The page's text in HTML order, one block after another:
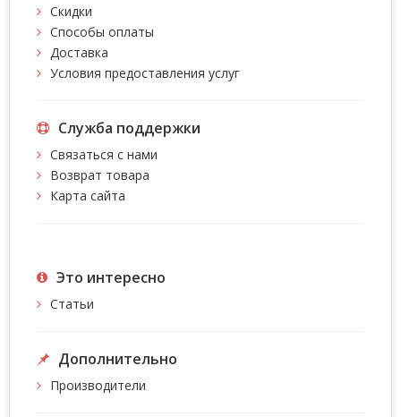
Скидки
Способы оплаты
Доставка
Условия предоставления услуг
Служба поддержки
Связаться с нами
Возврат товара
Карта сайта
Это интересно
Статьи
Дополнительно
Производители